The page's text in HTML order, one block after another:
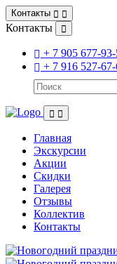
Контакты
Контакты
+ 7 905 677-
+ 7 916 527-
Главная
Экскурсии
Акции
Скидки
Галерея
Отзывы
Коллектив
Контакты